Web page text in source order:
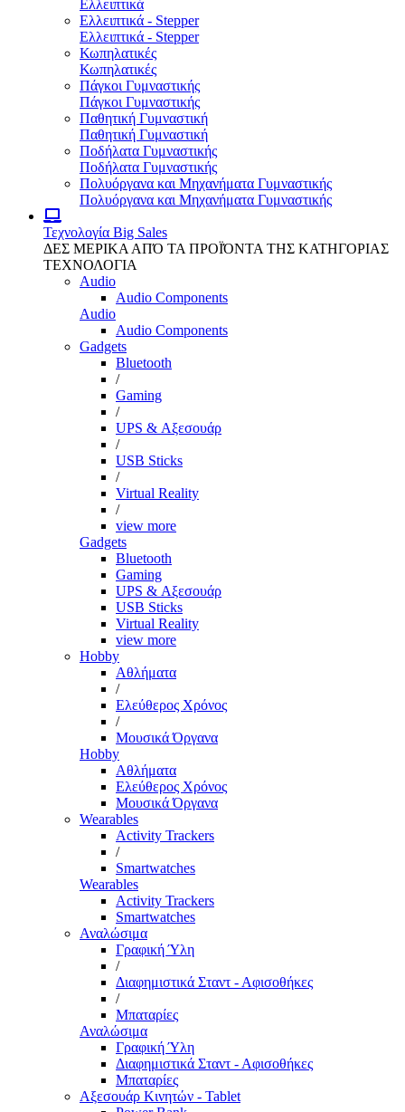
Ελλειπτικά
Ελλειπτικά - Stepper
Ελλειπτικά - Stepper
Κωπηλατικές
Κωπηλατικές
Πάγκοι Γυμναστικής
Πάγκοι Γυμναστικής
Παθητική Γυμναστική
Παθητική Γυμναστική
Ποδήλατα Γυμναστικής
Ποδήλατα Γυμναστικής
Πολυόργανα και Μηχανήματα Γυμναστικής
Πολυόργανα και Μηχανήματα Γυμναστικής
Τεχνολογία Big Sales
ΔΕΣ ΜΕΡΙΚΑ ΑΠΌ ΤΑ ΠΡΟΪΌΝΤΑ ΤΗΣ ΚΑΤΗΓΟΡΙΑΣ
ΤΕΧΝΟΛΟΓΙΑ
Audio
Audio Components
Audio
Audio Components
Gadgets
Bluetooth
/
Gaming
/
UPS & Αξεσουάρ
/
USB Sticks
/
Virtual Reality
/
view more
Gadgets
Bluetooth
Gaming
UPS & Αξεσουάρ
USB Sticks
Virtual Reality
view more
Hobby
Αθλήματα
/
Ελεύθερος Χρόνος
/
Μουσικά Όργανα
Hobby
Αθλήματα
Ελεύθερος Χρόνος
Μουσικά Όργανα
Wearables
Activity Trackers
/
Smartwatches
Wearables
Activity Trackers
Smartwatches
Αναλώσιμα
Γραφική Ύλη
/
Διαφημιστικά Σταντ - Αφισοθήκες
/
Μπαταρίες
Αναλώσιμα
Γραφική Ύλη
Διαφημιστικά Σταντ - Αφισοθήκες
Μπαταρίες
Αξεσουάρ Κινητών - Tablet